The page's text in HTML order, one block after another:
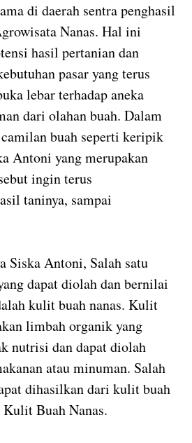
di daerah sentra penghasil
Nanas. Hal ini
hasil pertanian dan
pasar yang terus
lebar terhadap aneka
dari olahan buah. Dalam
buah seperti keripik
Antoni yang merupakan
ingin terus
taninya, sampai
Siska Antoni, Salah satu
dapat diolah dan bernilai
kulit buah nanas. Kulit
limbah organik yang
nutrisi dan dapat diolah
atau minuman. Salah
dihasilkan dari kulit buah
Kulit Buah Nanas.